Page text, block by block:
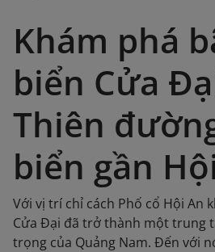
Khám phá
biển Cửa
Thiên
biển gần
Với vị trí chỉ cách Phố cổ Hội An
Cửa Đại đã trở thành một trung
trọng của Quảng Nam. Đến với